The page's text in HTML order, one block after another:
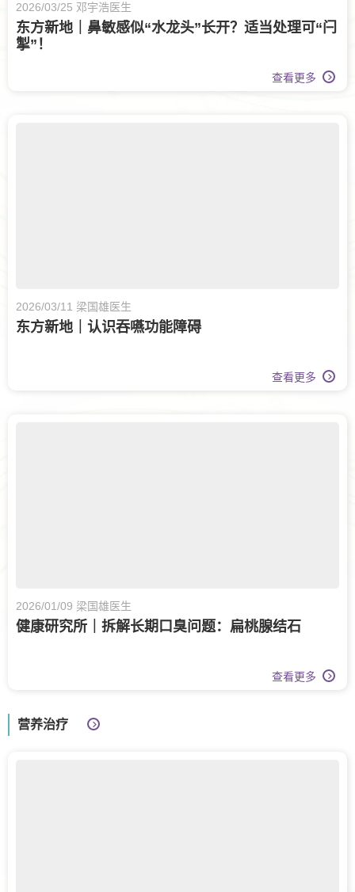
2026/03/25 邓宇浩医生
东方新地｜鼻敏感似“水龙头”长开？适当处理可“闩
掣”！
查看更多
2026/03/11 梁国雄医生
东方新地｜认识吞嚥功能障碍
查看更多
2026/01/09 梁国雄医生
健康研究所｜拆解长期口臭问题：扁桃腺结石
查看更多
营养治疗